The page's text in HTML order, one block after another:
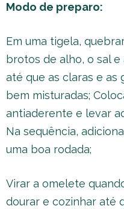
Modo de preparo:
Em uma tigela,
brotos de alho, o sal e
até que as claras e as
bem misturadas;
antiaderente e levar
Na sequência,
uma boa rodada;
Virar a omelete
dourar e cozinhar até